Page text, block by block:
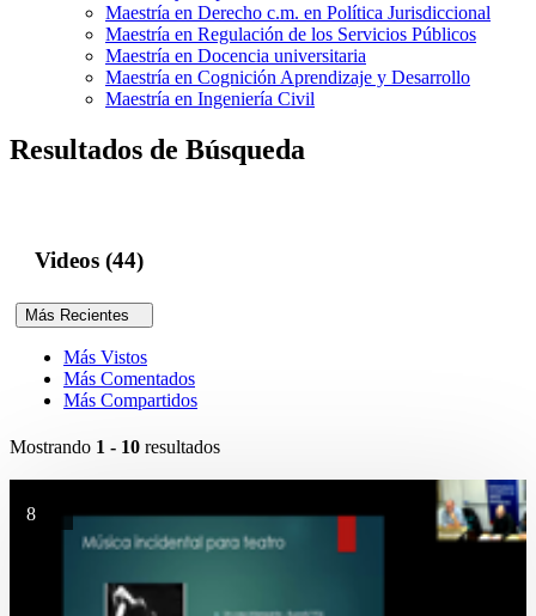
Maestría en Derecho c.m. en Política Jurisdiccional
Maestría en Regulación de los Servicios Públicos
Maestría en Docencia universitaria
Maestría en Cognición Aprendizaje y Desarrollo
Maestría en Ingeniería Civil
Resultados de Búsqueda
Videos (44)
Más Recientes
Más Vistos
Más Comentados
Más Compartidos
Mostrando 1 - 10 resultados
8